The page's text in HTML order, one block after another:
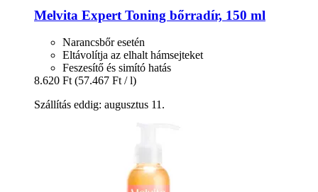
Melvita Expert Toning bőrradír, 150 ml
Narancsbőr esetén
Eltávolítja az elhalt hámsejteket
Feszesítő és simító hatás
8.620 Ft (57.467 Ft / l)
Szállítás eddig: augusztus 11.